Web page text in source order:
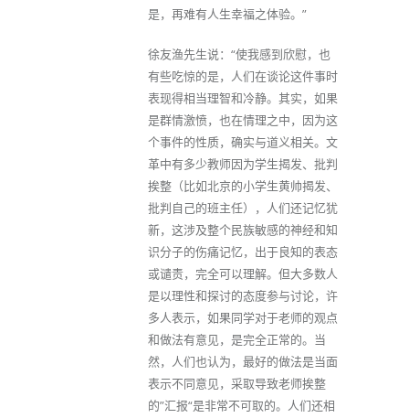
是，再难有人生幸福之体验。”
徐友渔先生说：“使我感到欣慰，也
有些吃惊的是，人们在谈论这件事时
表现得相当理智和冷静。其实，如果
是群情激愤，也在情理之中，因为这
个事件的性质，确实与道义相关。文
革中有多少教师因为学生揭发、批判
挨整（比如北京的小学生黄帅揭发、
批判自己的班主任），人们还记忆犹
新，这涉及整个民族敏感的神经和知
识分子的伤痛记忆，出于良知的表态
或谴责，完全可以理解。但大多数人
是以理性和探讨的态度参与讨论，许
多人表示，如果同学对于老师的观点
和做法有意见，是完全正常的。当
然，人们也认为，最好的做法是当面
表示不同意见，采取导致老师挨整
的”汇报“是非常不可取的。人们还相